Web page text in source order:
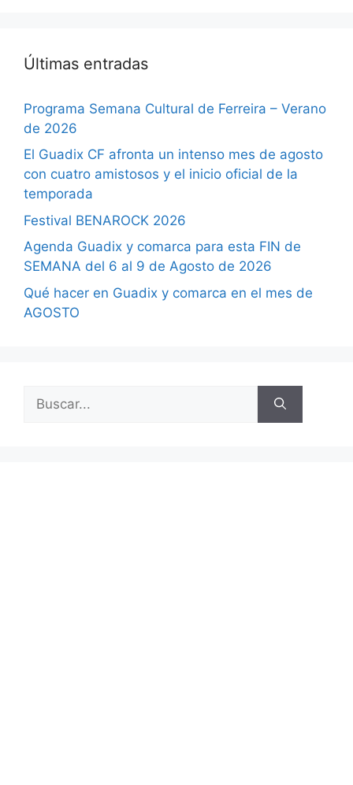
Últimas entradas
Programa Semana Cultural de Ferreira – Verano
de 2026
El Guadix CF afronta un intenso mes de agosto
con cuatro amistosos y el inicio oficial de la
temporada
Festival BENAROCK 2026
Agenda Guadix y comarca para esta FIN de
SEMANA del 6 al 9 de Agosto de 2026
Qué hacer en Guadix y comarca en el mes de
AGOSTO